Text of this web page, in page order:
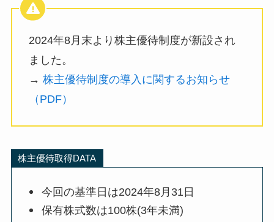
2024年8月末より株主優待制度が新設され
ました。
→ 株主優待制度の導入に関するお知らせ
（PDF）
株主優待取得DATA
今回の基準日は2024年8月31日
保有株式数は100株(3年未満)